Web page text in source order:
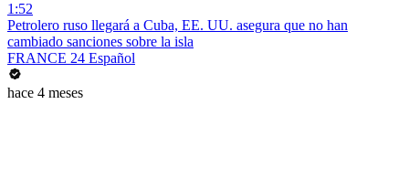
1:52
Petrolero ruso llegará a Cuba, EE. UU. asegura que no han
cambiado sanciones sobre la isla
FRANCE 24 Español
hace 4 meses